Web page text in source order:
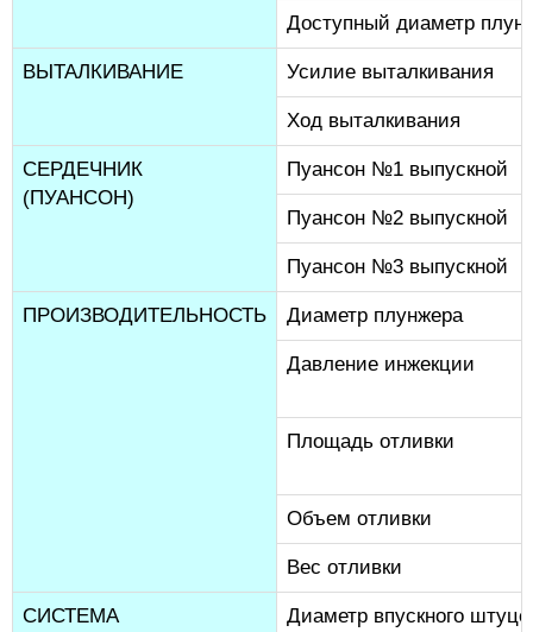
Доступный диаметр
ВЫТАЛКИВАНИЕ Усилие выталкивания
Ход выталкивания
СЕРДЕЧНИК
(ПУАНСОН)
Пуансон №1 выпускной
Пуансон №2 выпускной
Пуансон №3 выпускной
ПРОИЗВОДИТЕЛЬНОСТЬ Диаметр плунжера
Давление инжекции
Площадь отливки
Объем отливки
Вес отливки
СИСТЕМА
Диаметр впускного